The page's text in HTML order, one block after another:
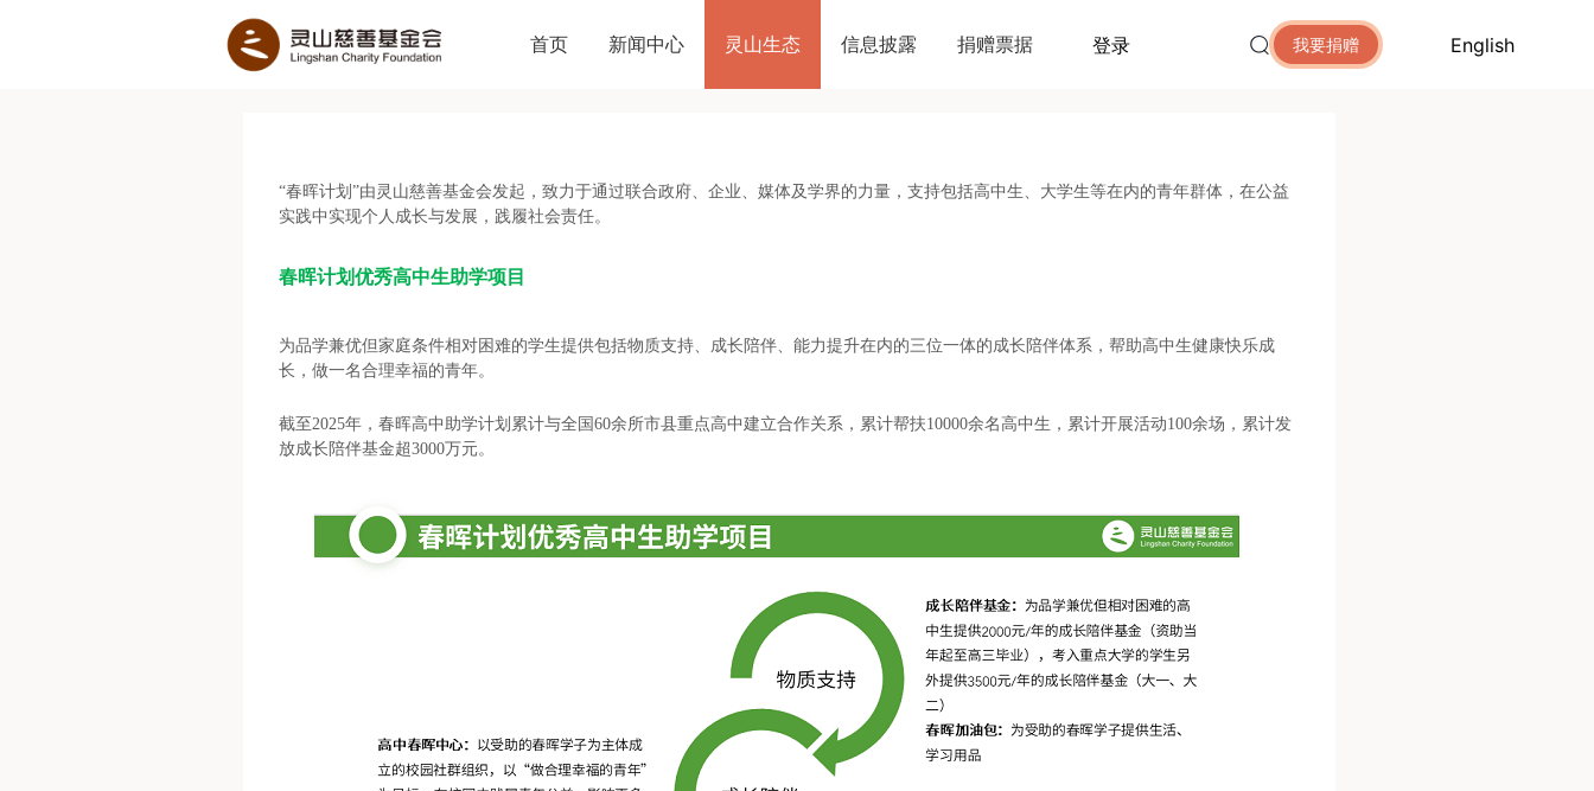
首页 新闻中心 灵山生态 信息披露 捐赠票据 登录 我要捐赠 English
“春晖计划”由灵山慈善基金会发起，致力于通过联合政府、企业、媒体及学界的力量，支持包括高中生、大学生等在内的青年群体，在公益
实践中实现个人成长与发展，践履社会责任。
春晖计划优秀高中生助学项目
为品学兼优但家庭条件相对困难的学生提供包括物质支持、成长陪伴、能力提升在内的三位一体的成长陪伴体系，帮助高中生健康快乐成
长，做一名合理幸福的青年。
截至2025年，春晖高中助学计划累计与全国60余所市县重点高中建立合作关系，累计帮扶10000余名高中生，累计开展活动100余场，累计发
放成长陪伴基金超3000万元。